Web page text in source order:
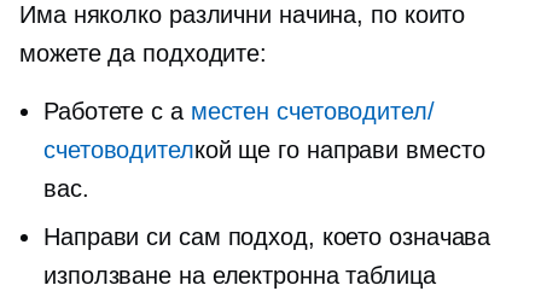
Има няколко различни начина, по които
можете да подходите:
Работете с а местен счетоводител/
счетоводителкой ще го направи вместо
вас.
Направи си сам подход, което означава
използване на електронна таблица